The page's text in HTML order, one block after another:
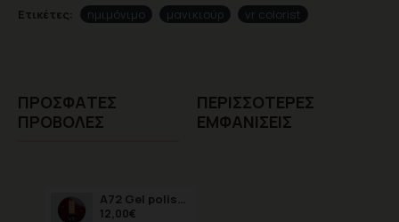
Ετικέτες: ημιμόνιμο μανικιούρ vr colorist
ΠΡΌΣΦΑTΕΣ
ΠΡΟΒΟΛΈΣ
ΠΕΡΙΣΣΌΤΕΡΕΣ
ΕΜΦΑΝΊΣΕΙΣ
A72 Gel polish VR Colorist 15ml NEW FORMULA
12,00€